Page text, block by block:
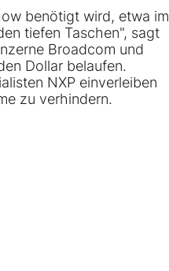
benötigt wird, etwa im
tiefen Taschen", sagt
Broadcom und
Dollar belaufen.
NXP einverleiben
zu verhindern.